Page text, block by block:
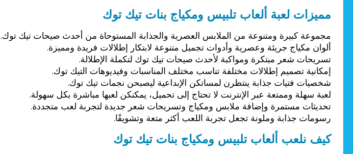
مميزات لعبة ألعاب تلبيس ومكياج بنات تيك توك
مجموعة كبيرة ومتنوعة من الملابس العصرية والجذابة المستوحاة من أحدث صيحات تيك توك.
ألوان مكياج جريئة وعصرية وأدوات تجميل متنوعة لابتكار إطلالات فريدة ومميزة.
تسريحات شعر مبتكرة ومواكبة لأحدث صيحات تيك توك لتكملة الإطلالة.
إمكانية تصميم إطلالات مختلفة تناسب مختلف المناسبات وفيديوهات التيك توك.
شخصيات فتيات جذابة ينتظرن لمساتكن الإبداعية ليصبحن نجمات تيك توك.
لعبة سهلة وممتعة عبر الإنترنت لا تحتاج إلى تحميل، يمكنكن لعبها مباشرة بكل سهولة.
تحديثات مستمرة وإضافة ملابس ومكياج وتسريحات شعر جديدة لتجربة لعب متجددة.
رسومات جذابة وملونة تجعل تجربة اللعب أكثر متعة وتشويقًا.
كيف نلعب ألعاب تلبيس ومكياج بنات تيك توك